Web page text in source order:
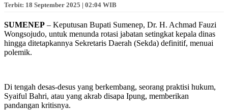
Terbit: 18 September 2025 | 02:04 WIB
SUMENEP – Keputusan Bupati Sumenep, Dr. H. Achmad Fauzi
Wongsojudo, untuk menunda rotasi jabatan setingkat kepala dinas
hingga ditetapkannya Sekretaris Daerah (Sekda) definitif, menuai
polemik.
Di tengah desas-desus yang berkembang, seorang praktisi hukum,
Syaiful Bahri, atau yang akrab disapa Ipung, memberikan
pandangan kritisnya.